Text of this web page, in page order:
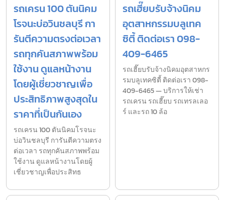
รถเครน 100 ตันนิคม
โรจนะบ่อวินชลบุรี กา
รันตีความตรงต่อเวลา
รถทุกคันสภาพพร้อม
ใช้งาน ดูแลหน้างาน
โดยผู้เชี่ยวชาญเพื่อ
ประสิทธิภาพสูงสุดใน
ราคาที่เป็นกันเอง
รถเครน 100 ตันนิคมโรจนะ
บ่อวินชลบุรี การันตีความตรง
ต่อเวลา รถทุกคันสภาพพร้อม
ใช้งาน ดูแลหน้างานโดยผู้
เชี่ยวชาญเพื่อประสิทธ
รถเฮี๊ยบรับจ้างนิคม
อุตสาหกรรมบลูเทค
ซิตี้ ติดต่อเรา 098-
409-6465
รถเฮี๊ยบรับจ้างนิคมอุตสาหกร
รมบลูเทคซิตี้ ติดต่อเรา 098-
409-6465 — บริการให้เช่า
รถเครน รถเฮี๊ยบ รถเทรลเลอ
ร์ และรถ 10 ล้อ